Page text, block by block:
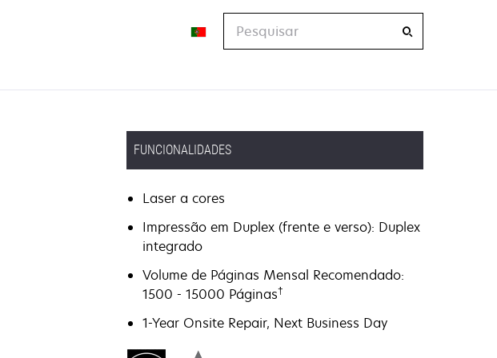
FUNCIONALIDADES
Laser a cores
Impressão em Duplex (frente e verso): Duplex
integrado
Volume de Páginas Mensal Recomendado:
1500 - 15000 Páginas†
1-Year Onsite Repair, Next Business Day